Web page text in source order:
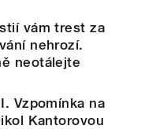
vám trest za
nehrozí.
neotálejte
Vzpomínka na
Kantorovou